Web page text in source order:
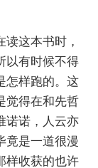
读这本书时，
以有时候不得
怎样跑的。这
觉得在和先哲
诺诺，人云亦
竟是一道很漫
样收获的也许